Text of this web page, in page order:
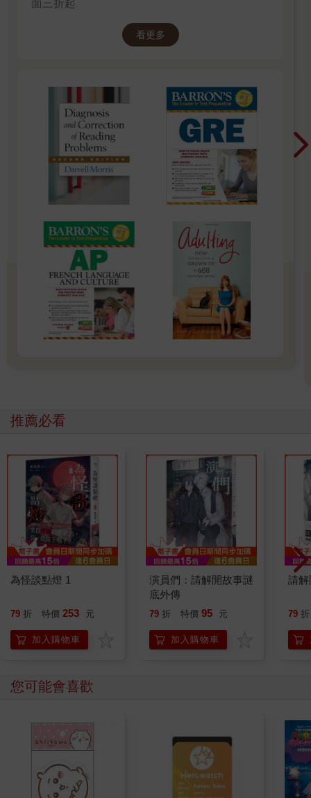
面三折起
看更多
推薦必看
為怪談點燈 1
79 折 特價 253 元
加入購物車
演員們：請解開故事謎
底外傳
79 折 特價 95 元
加入購物車
請解
79 折
您可能會喜歡